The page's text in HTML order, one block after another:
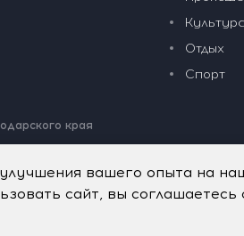
края
Ctrl+Enter.
Отдых
Спорт
вашего опыта на
сайт, вы